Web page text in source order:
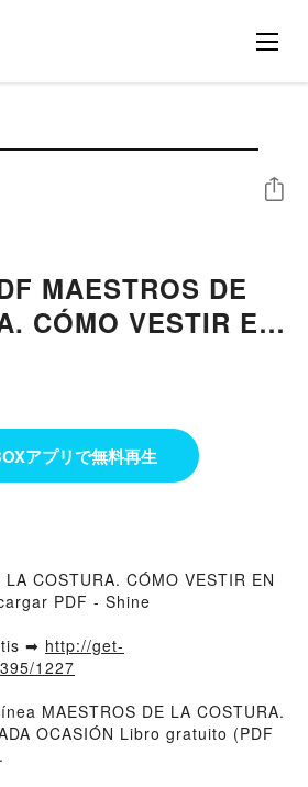
MAESTROS DE
CÓMO VESTIR EN
シェア
アプリで無料再生
COSTURA. CÓMO VESTIR EN
PDF - Shine
➡ http://get-
1227
MAESTROS DE LA COSTURA.
OCASIÓN Libro gratuito (PDF